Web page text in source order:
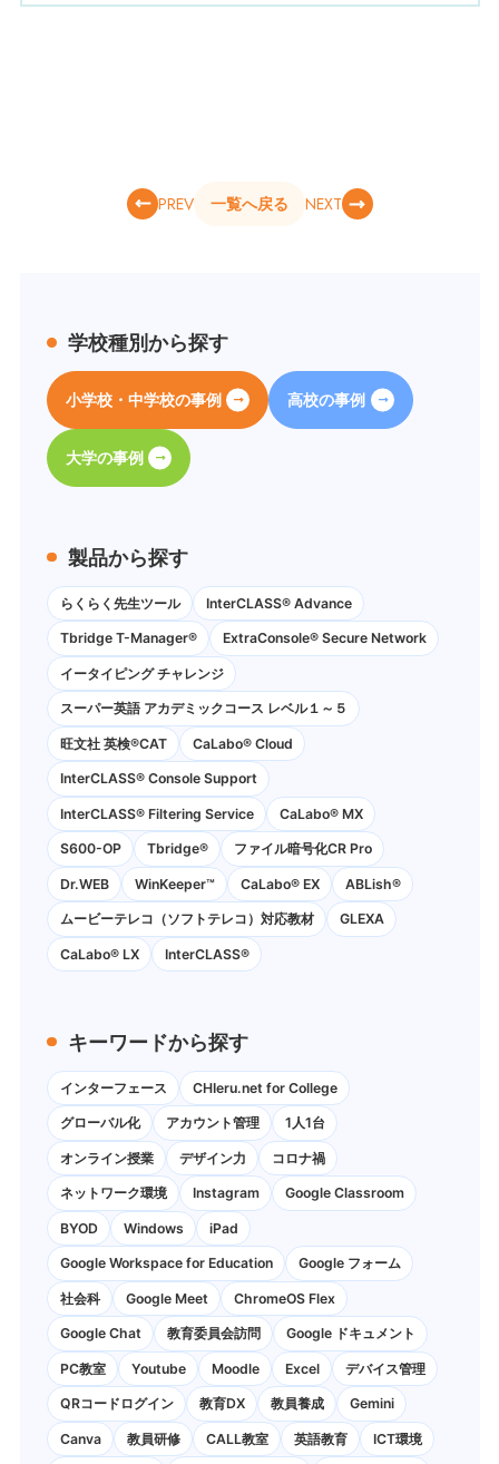
PREV 一覧へ戻る NEXT
学校種別から探す
小学校・中学校の事例 高校の事例
大学の事例
製品から探す
らくらく先生ツール InterCLASS® Advance
Tbridge T-Manager® ExtraConsole® Secure Network
イータイピング チャレンジ
スーパー英語 アカデミックコース レベル１～５
旺文社 英検®CAT CaLabo®︎ Cloud
InterCLASS®︎ Console Support
InterCLASS®︎ Filtering Service CaLabo® MX
S600-OP Tbridge® ファイル暗号化CR Pro
Dr.WEB WinKeeper™ CaLabo® EX ABLish®
ムービーテレコ（ソフトテレコ）対応教材 GLEXA
CaLabo® LX InterCLASS®
キーワードから探す
インターフェース CHIeru.net for College
グローバル化 アカウント管理 1人1台
オンライン授業 デザイン力 コロナ禍
ネットワーク環境 Instagram Google Classroom
BYOD Windows iPad
Google Workspace for Education Google フォーム
社会科 Google Meet ChromeOS Flex
Google Chat 教育委員会訪問 Google ドキュメント
PC教室 Youtube Moodle Excel デバイス管理
QRコードログイン 教育DX 教員養成 Gemini
Canva 教員研修 CALL教室 英語教育 ICT環境